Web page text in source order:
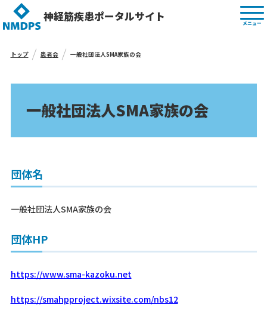
神経筋疾患ポータルサイト メニュー
トップ 患者会 一般社団法人SMA家族の会
一般社団法人SMA家族の会
団体名
一般社団法人SMA家族の会
団体HP
https://www.sma-kazoku.net
https://smahpproject.wixsite.com/nbs12